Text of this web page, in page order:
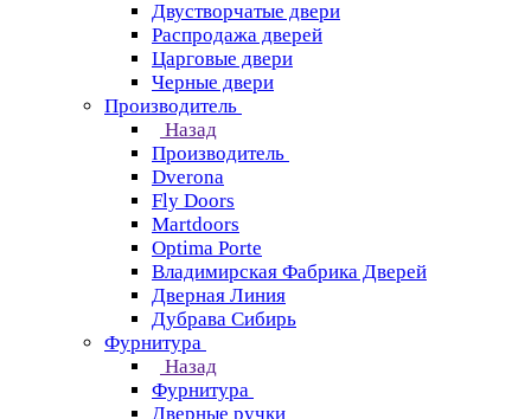
Двустворчатые двери
Распродажа дверей
Царговые двери
Черные двери
Производитель
Назад
Производитель
Dverona
Fly Doors
Martdoors
Optima Porte
Владимирская Фабрика Дверей
Дверная Линия
Дубрава Сибирь
Фурнитура
Назад
Фурнитура
Дверные ручки